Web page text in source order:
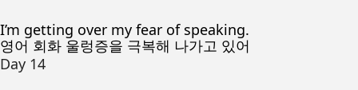
I’m getting over my fear of speaking.
영어 회화 울렁증을 극복해 나가고 있어
Day 14